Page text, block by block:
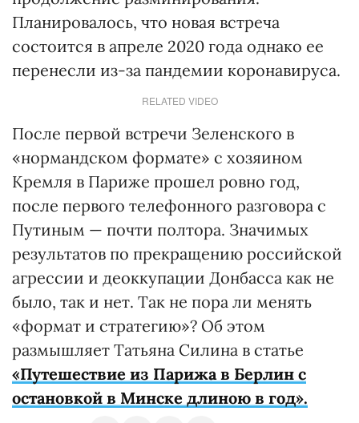
Планировалось, что новая встреча
состоится в апреле 2020 года однако ее
перенесли из-за пандемии коронавируса.
RELATED VIDEO
После первой встречи Зеленского в
«нормандском формате» с хозяином
Кремля в Париже прошел ровно год,
после первого телефонного разговора с
Путиным — почти полтора. Значимых
результатов по прекращению российской
агрессии и деоккупации Донбасса как не
было, так и нет. Так не пора ли менять
«формат и стратегию»? Об этом
размышляет Татьяна Силина в статье
«Путешествие из Парижа в Берлин с
остановкой в Минске длиною в год».